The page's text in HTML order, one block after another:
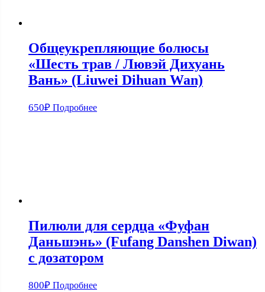
Общеукрепляющие болюсы
«Шесть трав / Лювэй Дихуань
Вань» (Liuwei Dihuan Wan)
650₽ Подробнее
Пилюли для сердца «Фуфан
Даньшэнь» (Fufang Danshen Diwan)
с дозатором
800₽ Подробнее